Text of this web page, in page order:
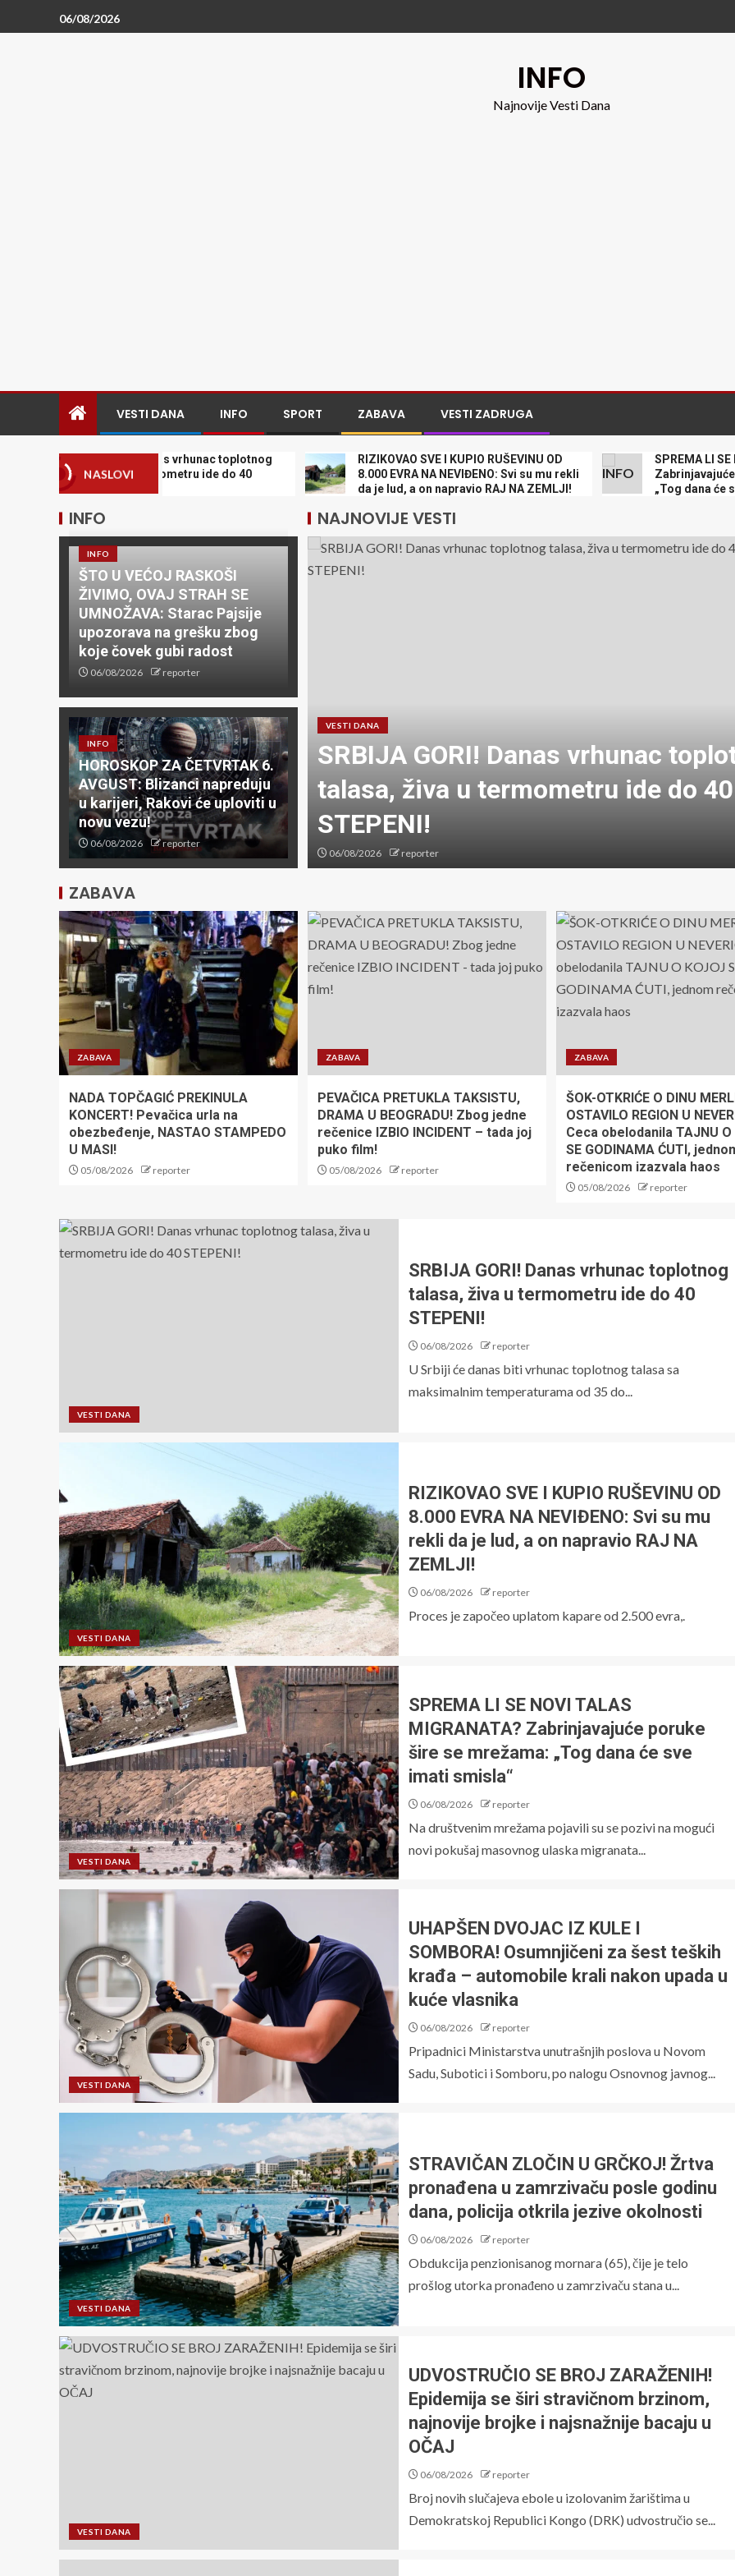
06/08/2026
INFO
Najnovije Vesti Dana
VESTI DANA INFO SPORT ZABAVA VESTI ZADRUGA
NASLOVI
SRBIJA GORI! Danas vrhunac toplotnog
talasa, živa u termometru ide do 40
STEPENI!
RIZIKOVAO SVE I KUPIO RUŠEVINU OD
8.000 EVRA NA NEVIĐENO: Svi su mu rekli
da je lud, a on napravio RAJ NA ZEMLJI!
SPREMA LI SE NOVI
Zabrinjavajuće
„Tog dana će sve
INFO
INFO
ŠTO U VEĆOJ RASKOŠI
ŽIVIMO, OVAJ STRAH SE
UMNOŽAVA: Starac Pajsije
upozorava na grešku zbog
koje čovek gubi radost
06/08/2026 reporter
INFO
HOROSKOP ZA ČETVRTAK 6.
AVGUST: Blizanci napreduju
u karijeri, Rakovi će uploviti u
novu vezu!
06/08/2026 reporter
NAJNOVIJE VESTI
U GRČKOJ! Žrtva
posle godinu
jezive okolnosti
VESTI DANA
SRBIJA GORI! Danas vrhunac
talasa, živa u termometru ide do 40
STEPENI!
06/08/2026 reporter
ZABAVA
ZABAVA
NADA TOPČAGIĆ PREKINULA
KONCERT! Pevačica urla na
obezbeđenje, NASTAO STAMPEDO
U MASI!
05/08/2026 reporter
ZABAVA
PEVAČICA PRETUKLA TAKSISTU,
DRAMA U BEOGRADU! Zbog jedne
rečenice IZBIO INCIDENT – tada joj
puko film!
05/08/2026 reporter
ZABAVA
ŠOK-OTKRIĆE O DINU
OSTAVILO REGION U
Ceca obelodanila TAJNU O
SE GODINAMA ĆUTI,
rečenicom izazvala haos
05/08/2026 reporter
VESTI DANA
SRBIJA GORI! Danas vrhunac toplotnog
talasa, živa u termometru ide do 40
STEPENI!
06/08/2026 reporter
U Srbiji će danas biti vrhunac toplotnog talasa sa
maksimalnim temperaturama od 35 do...
VESTI DANA
RIZIKOVAO SVE I KUPIO RUŠEVINU OD
8.000 EVRA NA NEVIĐENO: Svi su mu
rekli da je lud, a on napravio RAJ NA
ZEMLJI!
06/08/2026 reporter
Proces je započeo uplatom kapare od 2.500 evra,.
VESTI DANA
SPREMA LI SE NOVI TALAS
MIGRANATA? Zabrinjavajuće poruke
šire se mrežama: „Tog dana će sve
imati smisla“
06/08/2026 reporter
Na društvenim mrežama pojavili su se pozivi na mogući
novi pokušaj masovnog ulaska migranata...
VESTI DANA
UHAPŠEN DVOJAC IZ KULE I
SOMBORA! Osumnjičeni za šest teških
krađa – automobile krali nakon upada u
kuće vlasnika
06/08/2026 reporter
Pripadnici Ministarstva unutrašnjih poslova u Novom
Sadu, Subotici i Somboru, po nalogu Osnovnog javnog...
VESTI DANA
STRAVIČAN ZLOČIN U GRČKOJ! Žrtva
pronađena u zamrzivaču posle godinu
dana, policija otkrila jezive okolnosti
06/08/2026 reporter
Obdukcija penzionisanog mornara (65), čije je telo
prošlog utorka pronađeno u zamrzivaču stana u...
VESTI DANA
UDVOSTRUČIO SE BROJ ZARAŽENIH!
Epidemija se širi stravičnom brzinom,
najnovije brojke i najsnažnije bacaju u
OČAJ
06/08/2026 reporter
Broj novih slučajeva ebole u ​​izolovanim žarištima u
Demokratskoj Republici Kongo (DRK) udvostručio se...